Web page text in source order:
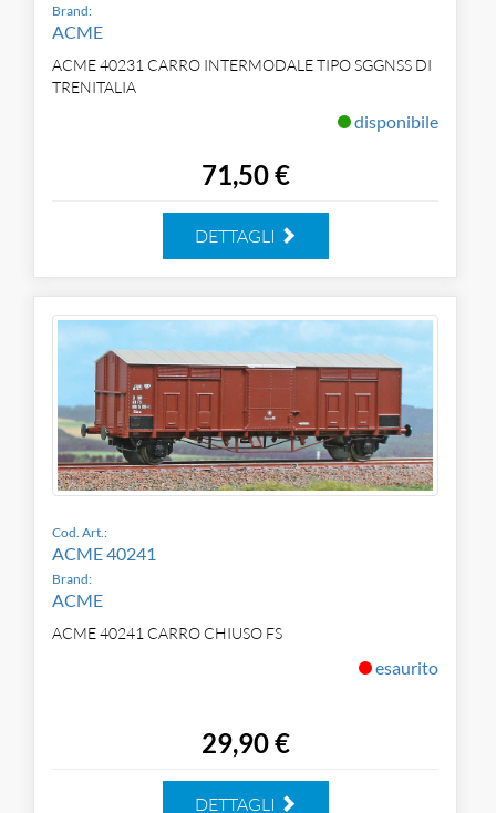
Brand:
ACME
ACME 40231 CARRO INTERMODALE TIPO SGGNSS DI
TRENITALIA
disponibile
71,50 €
DETTAGLI
Cod. Art.:
ACME 40241
Brand:
ACME
ACME 40241 CARRO CHIUSO FS
esaurito
29,90 €
DETTAGLI